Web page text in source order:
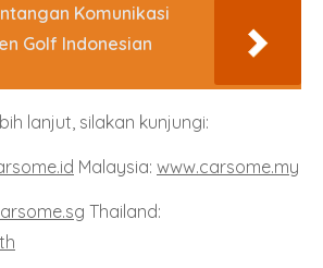
Komunikasi
Golf Indonesian
lanjut, silakan kunjungi:
Malaysia: www.carsome.my
Thailand: